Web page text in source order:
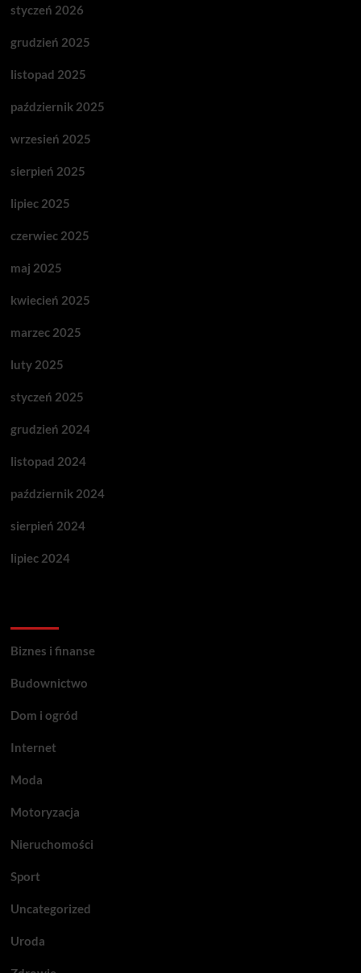
styczeń 2026
grudzień 2025
listopad 2025
październik 2025
wrzesień 2025
sierpień 2025
lipiec 2025
czerwiec 2025
maj 2025
kwiecień 2025
marzec 2025
luty 2025
styczeń 2025
grudzień 2024
listopad 2024
październik 2024
sierpień 2024
lipiec 2024
Biznes i finanse
Budownictwo
Dom i ogród
Internet
Moda
Motoryzacja
Nieruchomości
Sport
Uncategorized
Uroda